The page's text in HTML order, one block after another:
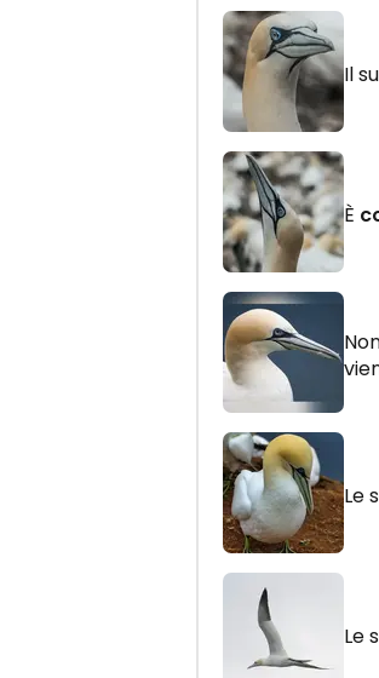
Il
È
Le
Le